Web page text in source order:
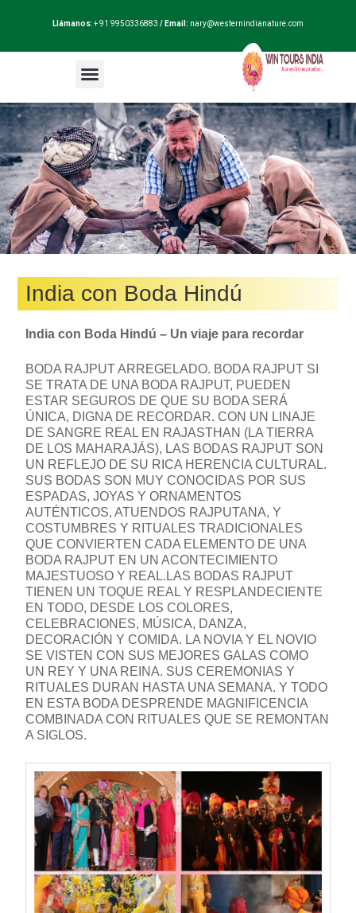
Llámanos: + 91 9950336883 / Email: nary@westernindianature.com
India con Boda Hindú
India con Boda Hindú – Un viaje para recordar
BODA RAJPUT ARREGELADO. BODA RAJPUT SI
SE TRATA DE UNA BODA RAJPUT, PUEDEN
ESTAR SEGUROS DE QUE SU BODA SERÁ
ÚNICA, DIGNA DE RECORDAR. CON UN LINAJE
DE SANGRE REAL EN RAJASTHAN (LA TIERRA
DE LOS MAHARAJÁS), LAS BODAS RAJPUT SON
UN REFLEJO DE SU RICA HERENCIA CULTURAL.
SUS BODAS SON MUY CONOCIDAS POR SUS
ESPADAS, JOYAS Y ORNAMENTOS
AUTÉNTICOS, ATUENDOS RAJPUTANA, Y
COSTUMBRES Y RITUALES TRADICIONALES
QUE CONVIERTEN CADA ELEMENTO DE UNA
BODA RAJPUT EN UN ACONTECIMIENTO
MAJESTUOSO Y REAL.LAS BODAS RAJPUT
TIENEN UN TOQUE REAL Y RESPLANDECIENTE
EN TODO, DESDE LOS COLORES,
CELEBRACIONES, MÚSICA, DANZA,
DECORACIÓN Y COMIDA. LA NOVIA Y EL NOVIO
SE VISTEN CON SUS MEJORES GALAS COMO
UN REY Y UNA REINA. SUS CEREMONIAS Y
RITUALES DURAN HASTA UNA SEMANA. Y TODO
EN ESTA BODA DESPRENDE MAGNIFICENCIA
COMBINADA CON RITUALES QUE SE REMONTAN
A SIGLOS.